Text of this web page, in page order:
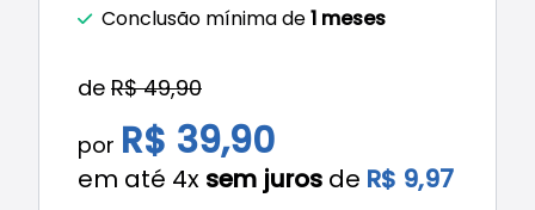
Conclusão mínima de1 meses
de R$ 49,90
por R$ 39,90
em até 4x sem juros de R$ 9,97